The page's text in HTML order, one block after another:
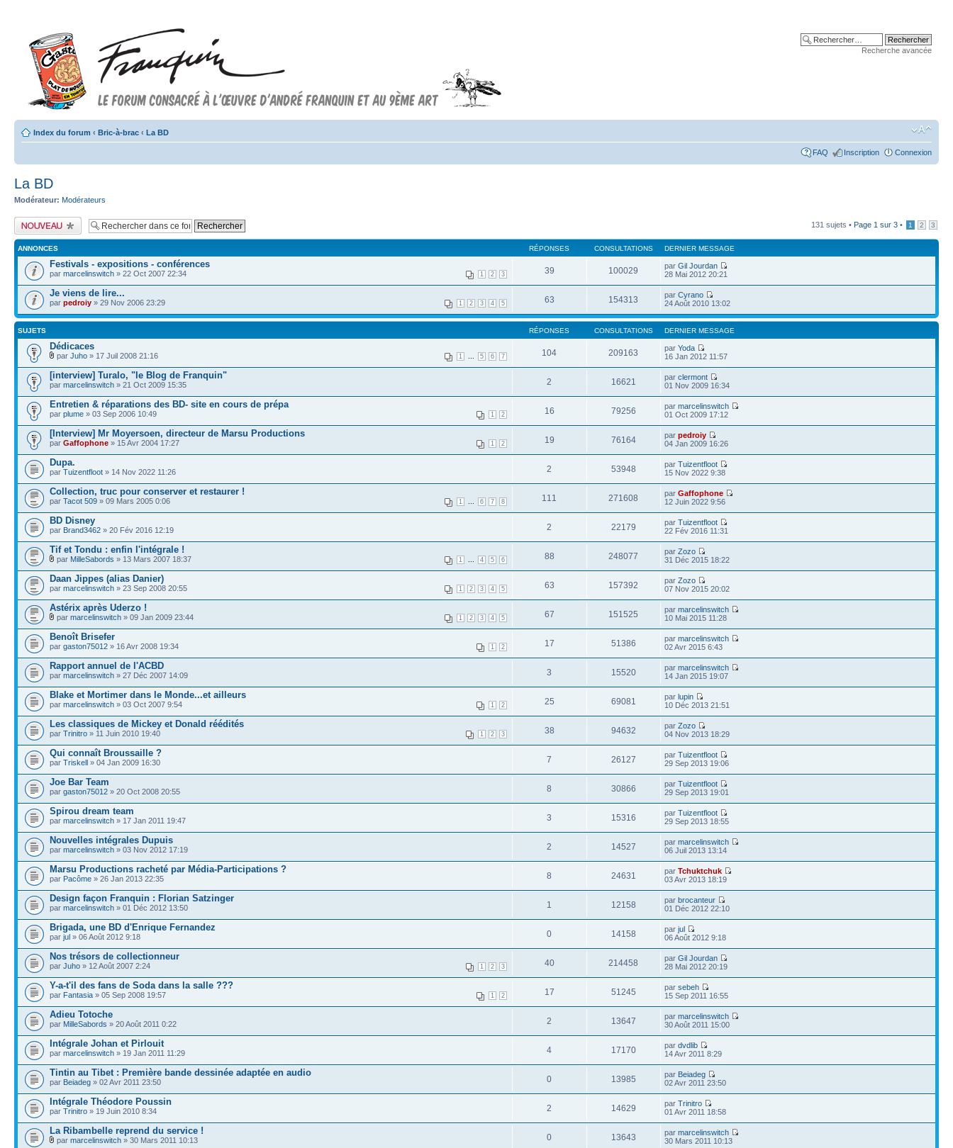
Recherche avancée
Index du forum ‹ Bric-à-brac ‹ La BD
FAQ Inscription Connexion
La BD
Modérateur: Modérateurs
Publier un nouveau
sujet
131 sujets • Page 1 sur 3 • 1 2 3
ANNONCES RÉPONSES CONSULTATIONS DERNIER MESSAGE
Festivals - expositions - conférences
1 2 3
par marcelinswitch » 22 Oct 2007 22:34 39 100029 parGil Jourdan
28 Mai 2012 20:21
Je viens de lire...
1 2 3 4 5
par pedroiy » 29 Nov 2006 23:29 63 154313 parCyrano
24 Août 2010 13:02
SUJETS RÉPONSES CONSULTATIONS DERNIER MESSAGE
Dédicaces
1 5 6 7
par Juho » 17 Juil 2008 21:16 104 209163 parYoda
16 Jan 2012 11:57
[interview] Turalo, "le Blog de Franquin"
par marcelinswitch » 21 Oct 2009 15:35 2 16621 parclermont
01 Nov 2009 16:34
Entretien & réparations des BD- site en cours de prépa
1 2
par plume » 03 Sep 2006 10:49 16 79256 parmarcelinswitch
01 Oct 2009 17:12
[Interview] Mr Moyersoen, directeur de Marsu Productions
1 2
par Gaffophone » 15 Avr 2004 17:27 19 76164 parpedroiy
04 Jan 2009 16:26
Dupa.
par Tuizentfloot » 14 Nov 2022 11:26 2 53948 parTuizentfloot
15 Nov 2022 9:38
Collection, truc pour conserver et restaurer !
1 6 7 8
par Tacot 509 » 09 Mars 2005 0:06 111 271608 parGaffophone
12 Juin 2022 9:56
BD Disney
par Brand3462 » 20 Fév 2016 12:19 2 22179 parTuizentfloot
22 Fév 2016 11:31
Tif et Tondu : enfin l'intégrale !
1 4 5 6
par MilleSabords » 13 Mars 2007 18:37 88 248077 parZozo
31 Déc 2015 18:22
Daan Jippes (alias Danier)
1 2 3 4 5
par marcelinswitch » 23 Sep 2008 20:55 63 157392 parZozo
07 Nov 2015 20:02
Astérix après Uderzo !
1 2 3 4 5
par marcelinswitch » 09 Jan 2009 23:44 67 151525 parmarcelinswitch
10 Mai 2015 11:28
Benoît Brisefer
1 2
par gaston75012 » 16 Avr 2008 19:34 17 51386 parmarcelinswitch
02 Avr 2015 6:43
Rapport annuel de l'ACBD
par marcelinswitch » 27 Déc 2007 14:09 3 15520 parmarcelinswitch
14 Jan 2015 19:07
Blake et Mortimer dans le Monde...et ailleurs
1 2
par marcelinswitch » 03 Oct 2007 9:54 25 69081 parlupin
10 Déc 2013 21:51
Les classiques de Mickey et Donald réédités
1 2 3
par Trinitro » 11 Juin 2010 19:40 38 94632 parZozo
04 Nov 2013 18:29
Qui connaît Broussaille ?
par Triskell » 04 Jan 2009 16:30 7 26127 parTuizentfloot
29 Sep 2013 19:06
Joe Bar Team
par gaston75012 » 20 Oct 2008 20:55 8 30866 parTuizentfloot
29 Sep 2013 19:01
Spirou dream team
par marcelinswitch » 17 Jan 2011 19:47 3 15316 parTuizentfloot
29 Sep 2013 18:55
Nouvelles intégrales Dupuis
par marcelinswitch » 03 Nov 2012 17:19 2 14527 parmarcelinswitch
06 Juil 2013 13:14
Marsu Productions racheté par Média-Participations ?
par Pacôme » 26 Jan 2013 22:35 8 24631 parTchuktchuk
03 Avr 2013 18:19
Design façon Franquin : Florian Satzinger
par marcelinswitch » 01 Déc 2012 13:50 1 12158 parbrocanteur
01 Déc 2012 22:10
Brigada, une BD d'Enrique Fernandez
par jul » 06 Août 2012 9:18 0 14158 parjul
06 Août 2012 9:18
Nos trésors de collectionneur
1 2 3
par Juho » 12 Août 2007 2:24 40 214458 parGil Jourdan
28 Mai 2012 20:19
Y-a-t'il des fans de Soda dans la salle ???
1 2
par Fantasia » 05 Sep 2008 19:57 17 51245 parsebeh
15 Sep 2011 16:55
Adieu Totoche
par MilleSabords » 20 Août 2011 0:22 2 13647 parmarcelinswitch
30 Août 2011 15:00
Intégrale Johan et Pirlouit
par marcelinswitch » 19 Jan 2011 11:29 4 17170 pardvdlib
14 Avr 2011 8:29
Tintin au Tibet : Première bande dessinée adaptée en audio
par Beiadeg » 02 Avr 2011 23:50 0 13985 par Beiadeg
02 Avr 2011 23:50
Intégrale Théodore Poussin
par Trinitro » 19 Juin 2010 8:34 2 14629 parTrinitro
01 Avr 2011 18:58
La Ribambelle reprend du service !
par marcelinswitch » 30 Mars 2011 10:13 0 13643 parmarcelinswitch
30 Mars 2011 10:13